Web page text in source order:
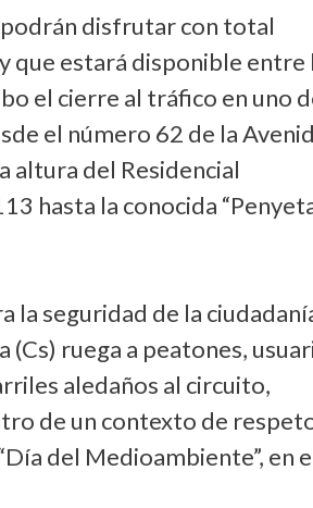
disfrutar con total
que estará disponible entre
el cierre al tráfico en uno
el número 62 de la
altura del Residencial
hasta la conocida
la seguridad de la
ruega a peatones,
aledaños al circuito,
de un contexto de
del Medioambiente”, en